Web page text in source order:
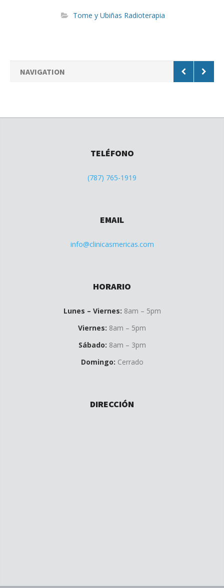
Tome y Ubiñas Radioterapia
NAVIGATION
TELÉFONO
(787) 765-1919
EMAIL
info@clinicasmericas.com
HORARIO
Lunes – Viernes: 8am – 5pm
Viernes: 8am – 5pm
Sábado: 8am – 3pm
Domingo: Cerrado
DIRECCIÓN